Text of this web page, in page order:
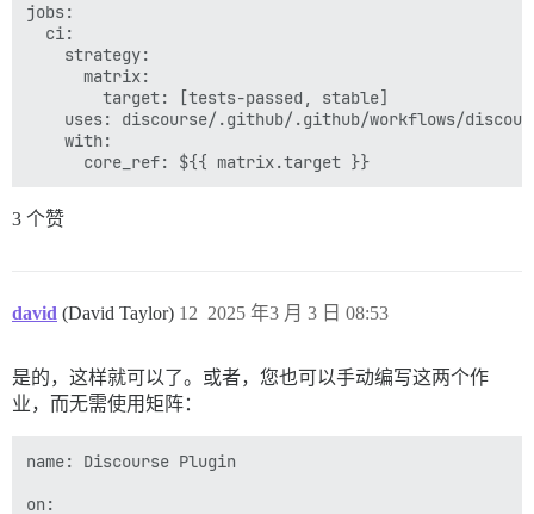
jobs:
  ci:
    strategy:
      matrix:
        target: [tests-passed, stable]
uses: discourse/.github/.github/workflows/
    with:
3 个赞
david (David Taylor) 2025 年3 月 3 日 08:53
12
是的，这样就可以了。或者，您也可以手动编写这两个作
业，而无需使用矩阵：
name: Discourse Plugin
on: